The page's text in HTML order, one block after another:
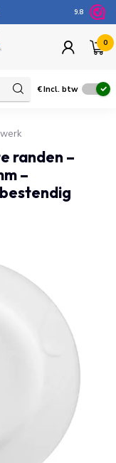
100
9.8
0
€Incl. btw
randen –
–